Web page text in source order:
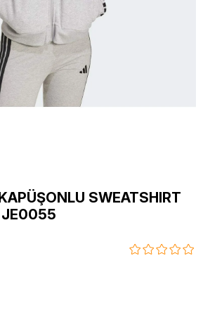
SWEATSHIRT
JE0055